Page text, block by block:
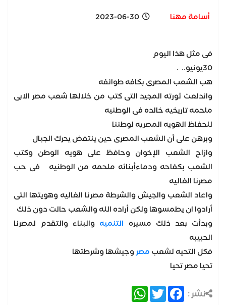
أسامة مهنا 2023-06-30
فى مثل هذا اليوم
30يونيو.. .
هب الشعب المصرى بكافه طوائفه
واندلعت ثورته المجيد التى كتب من خلالها شعب مصر الابى
ملحمه تاريخيه خالده فى الوطنيه
للحفاظ الهويه المصريه لوطننا
وبرهن على أن الشعب المصرى حين ينتفض يحرك الجبال
وازاح الشعب الإخوان وحافظ على هويه الوطن وكتب
الشعب بكفاحه ودماءأبنائه ملحمه من الوطنيه فى حب
مصرنا الغاليه
واعاد الشعب والجيش والشرطة مصرنا الغاليه وهويتها التى
أرادوا ان يطمسوها ولكن أراده الله والشعب حالت دون ذلك
وبدأت بعد ذلك مسيره
التنميه والبناء والتقدم لمصرنا
الحبيبه
فكل التحيه لشعب مصر وجيشها وشرطتها
تحيا مصر تحيا
نشر : Facebook
Twitter
WhatsApp